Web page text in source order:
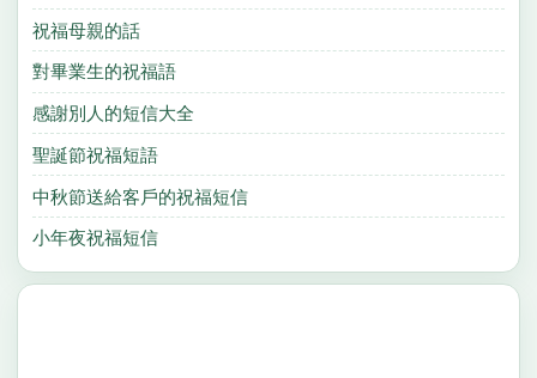
祝福母親的話
對畢業生的祝福語
感謝別人的短信大全
聖誕節祝福短語
中秋節送給客戶的祝福短信
小年夜祝福短信